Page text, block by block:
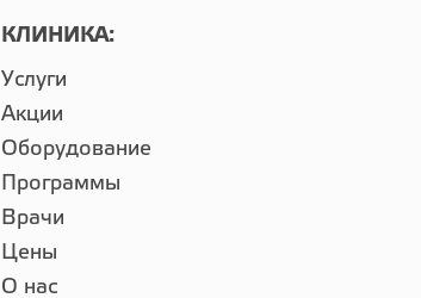
КЛИНИКА:
Услуги
Акции
Оборудование
Программы
Врачи
Цены
О нас